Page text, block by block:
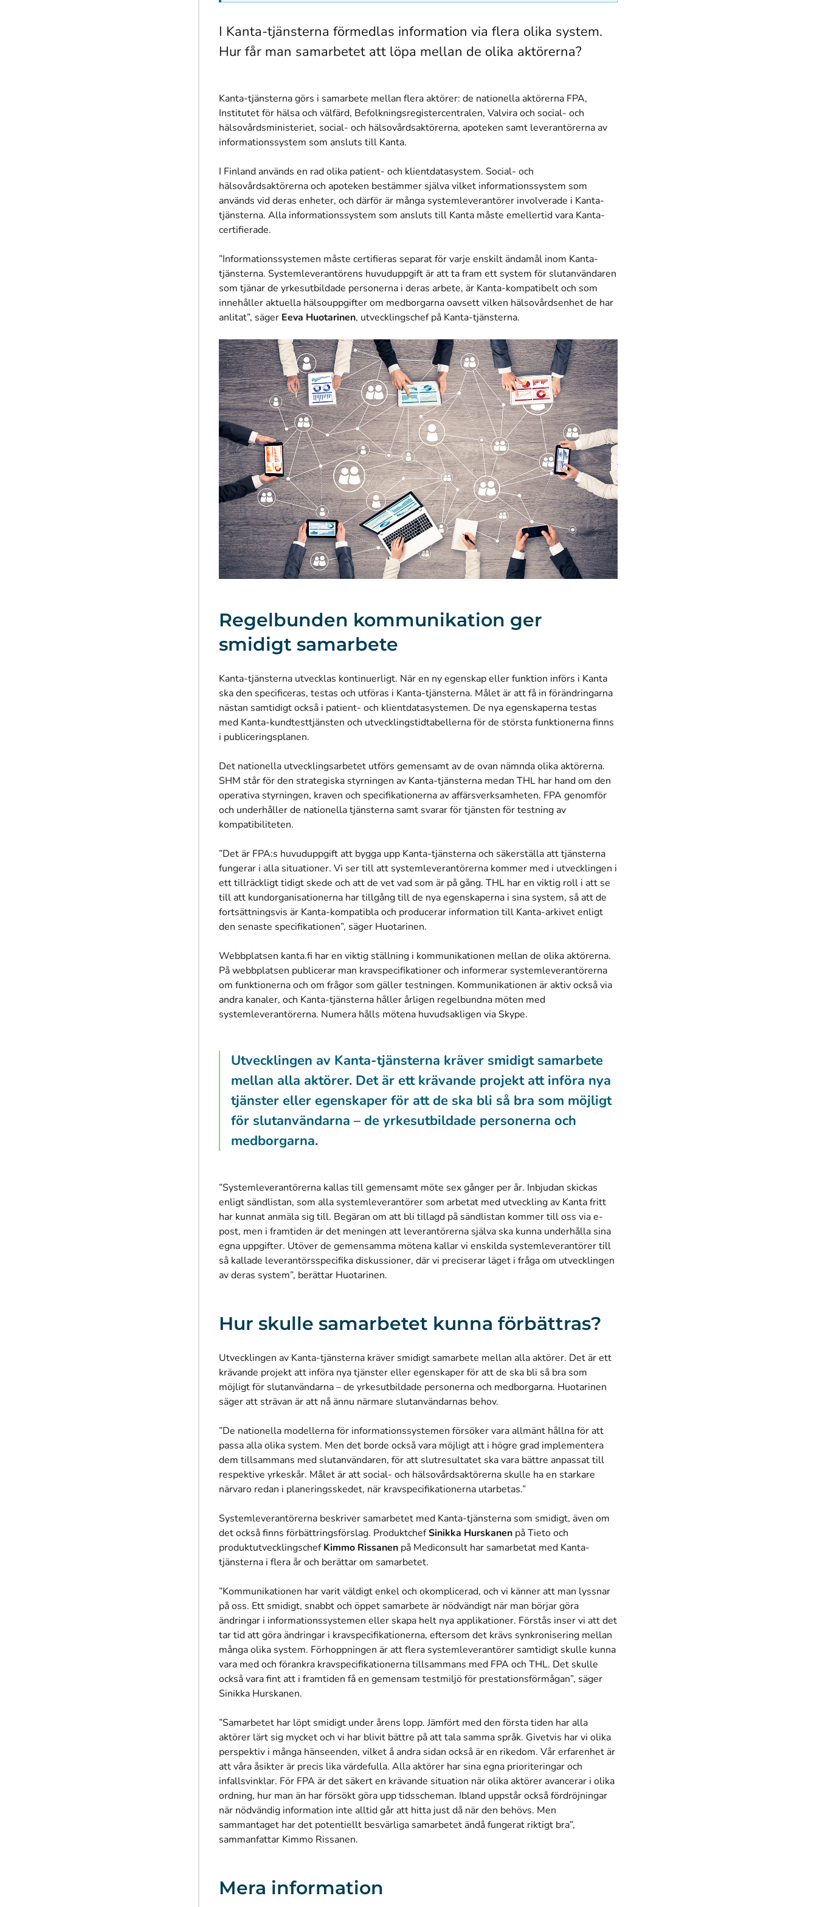
I Kanta-tjänsterna förmedlas information via flera olika system.
Hur får man samarbetet att löpa mellan de olika aktörerna?
Kanta-tjänsterna görs i samarbete mellan flera aktörer: de nationella aktörerna FPA,
Institutet för hälsa och välfärd, Befolkningsregistercentralen, Valvira och social- och
hälsovårdsministeriet, social- och hälsovårdsaktörerna, apoteken samt leverantörerna av
informationssystem som ansluts till Kanta.
I Finland används en rad olika patient- och klientdatasystem. Social- och
hälsovårdsaktörerna och apoteken bestämmer själva vilket informationssystem som
används vid deras enheter, och därför är många systemleverantörer involverade i Kanta-
tjänsterna. Alla informationssystem som ansluts till Kanta måste emellertid vara Kanta-
certifierade.
”Informationssystemen måste certifieras separat för varje enskilt ändamål inom Kanta-
tjänsterna. Systemleverantörens huvuduppgift är att ta fram ett system för slutanvändaren
som tjänar de yrkesutbildade personerna i deras arbete, är Kanta-kompatibelt och som
innehåller aktuella hälsouppgifter om medborgarna oavsett vilken hälsovårdsenhet de har
anlitat”, säger Eeva Huotarinen, utvecklingschef på Kanta-tjänsterna.
Regelbunden kommunikation ger
smidigt samarbete
Kanta-tjänsterna utvecklas kontinuerligt. När en ny egenskap eller funktion införs i Kanta
ska den specificeras, testas och utföras i Kanta-tjänsterna. Målet är att få in förändringarna
nästan samtidigt också i patient- och klientdatasystemen. De nya egenskaperna testas
med Kanta-kundtesttjänsten och utvecklingstidtabellerna för de största funktionerna finns
i publiceringsplanen.
Det nationella utvecklingsarbetet utförs gemensamt av de ovan nämnda olika aktörerna.
SHM står för den strategiska styrningen av Kanta-tjänsterna medan THL har hand om den
operativa styrningen, kraven och specifikationerna av affärsverksamheten. FPA genomför
och underhåller de nationella tjänsterna samt svarar för tjänsten för testning av
kompatibiliteten.
”Det är FPA:s huvuduppgift att bygga upp Kanta-tjänsterna och säkerställa att tjänsterna
fungerar i alla situationer. Vi ser till att systemleverantörerna kommer med i utvecklingen i
ett tillräckligt tidigt skede och att de vet vad som är på gång. THL har en viktig roll i att se
till att kundorganisationerna har tillgång till de nya egenskaperna i sina system, så att de
fortsättningsvis är Kanta-kompatibla och producerar information till Kanta-arkivet enligt
den senaste specifikationen”, säger Huotarinen.
Webbplatsen kanta.fi har en viktig ställning i kommunikationen mellan de olika aktörerna.
På webbplatsen publicerar man kravspecifikationer och informerar systemleverantörerna
om funktionerna och om frågor som gäller testningen. Kommunikationen är aktiv också via
andra kanaler, och Kanta-tjänsterna håller årligen regelbundna möten med
systemleverantörerna. Numera hålls mötena huvudsakligen via Skype.
Utvecklingen av Kanta-tjänsterna kräver smidigt samarbete
mellan alla aktörer. Det är ett krävande projekt att införa nya
tjänster eller egenskaper för att de ska bli så bra som möjligt
för slutanvändarna – de yrkesutbildade personerna och
medborgarna.
”Systemleverantörerna kallas till gemensamt möte sex gånger per år. Inbjudan skickas
enligt sändlistan, som alla systemleverantörer som arbetat med utveckling av Kanta fritt
har kunnat anmäla sig till. Begäran om att bli tillagd på sändlistan kommer till oss via e-
post, men i framtiden är det meningen att leverantörerna själva ska kunna underhålla sina
egna uppgifter. Utöver de gemensamma mötena kallar vi enskilda systemleverantörer till
så kallade leverantörsspecifika diskussioner, där vi preciserar läget i fråga om utvecklingen
av deras system”, berättar Huotarinen.
Hur skulle samarbetet kunna förbättras?
Utvecklingen av Kanta-tjänsterna kräver smidigt samarbete mellan alla aktörer. Det är ett
krävande projekt att införa nya tjänster eller egenskaper för att de ska bli så bra som
möjligt för slutanvändarna – de yrkesutbildade personerna och medborgarna. Huotarinen
säger att strävan är att nå ännu närmare slutanvändarnas behov.
”De nationella modellerna för informationssystemen försöker vara allmänt hållna för att
passa alla olika system. Men det borde också vara möjligt att i högre grad implementera
dem tillsammans med slutanvändaren, för att slutresultatet ska vara bättre anpassat till
respektive yrkeskår. Målet är att social- och hälsovårdsaktörerna skulle ha en starkare
närvaro redan i planeringsskedet, när kravspecifikationerna utarbetas.”
Systemleverantörerna beskriver samarbetet med Kanta-tjänsterna som smidigt, även om
det också finns förbättringsförslag. ProduktchefSinikka Hurskanen på Tieto och
produktutvecklingschefKimmo Rissanen på Mediconsult har samarbetat med Kanta-
tjänsterna i flera år och berättar om samarbetet.
”Kommunikationen har varit väldigt enkel och okomplicerad, och vi känner att man lyssnar
på oss. Ett smidigt, snabbt och öppet samarbete är nödvändigt när man börjar göra
ändringar i informationssystemen eller skapa helt nya applikationer. Förstås inser vi att det
tar tid att göra ändringar i kravspecifikationerna, eftersom det krävs synkronisering mellan
många olika system. Förhoppningen är att flera systemleverantörer samtidigt skulle kunna
vara med och förankra kravspecifikationerna tillsammans med FPA och THL. Det skulle
också vara fint att i framtiden få en gemensam testmiljö för prestationsförmågan”, säger
Sinikka Hurskanen.
”Samarbetet har löpt smidigt under årens lopp. Jämfört med den första tiden har alla
aktörer lärt sig mycket och vi har blivit bättre på att tala samma språk. Givetvis har vi olika
perspektiv i många hänseenden, vilket å andra sidan också är en rikedom. Vår erfarenhet är
att våra åsikter är precis lika värdefulla. Alla aktörer har sina egna prioriteringar och
infallsvinklar. För FPA är det säkert en krävande situation när olika aktörer avancerar i olika
ordning, hur man än har försökt göra upp tidsscheman. Ibland uppstår också fördröjningar
när nödvändig information inte alltid går att hitta just då när den behövs. Men
sammantaget har det potentiellt besvärliga samarbetet ändå fungerat riktigt bra”,
sammanfattar Kimmo Rissanen.
Mera information